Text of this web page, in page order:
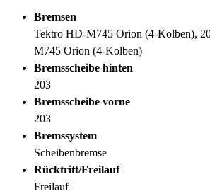
Bremsen
Tektro HD-M745 Orion (4-Kolben),
M745 Orion (4-Kolben)
Bremsscheibe hinten
203
Bremsscheibe vorne
203
Bremssystem
Scheibenbremse
Rücktritt/Freilauf
Freilauf